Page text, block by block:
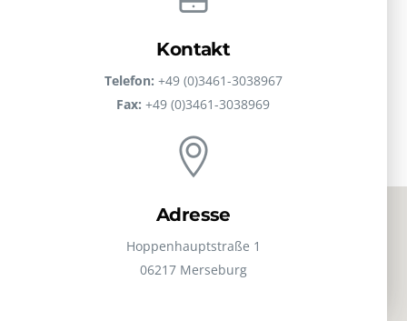
Kontakt
Telefon: +49 (0)3461-3038967
Fax: +49 (0)3461-3038969
Adresse
Hoppenhauptstraße 1
06217 Merseburg